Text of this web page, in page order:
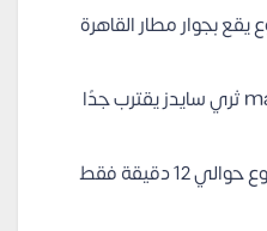
يقع بجوار مطار القاهرة
mall ثري سايدز يقترب جدًا
يبتعد المشروع حوالي 12 دقيقة فقط